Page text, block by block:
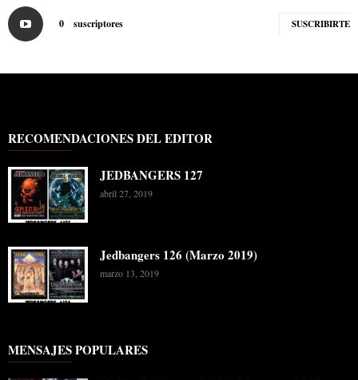
0 suscriptores SUSCRIBIRTE
RECOMENDACIONES DEL EDITOR
JEDBANGERS 127
abril 27, 2019
Jedbangers 126 (Marzo 2019)
marzo 13, 2019
MENSAJES POPULARES